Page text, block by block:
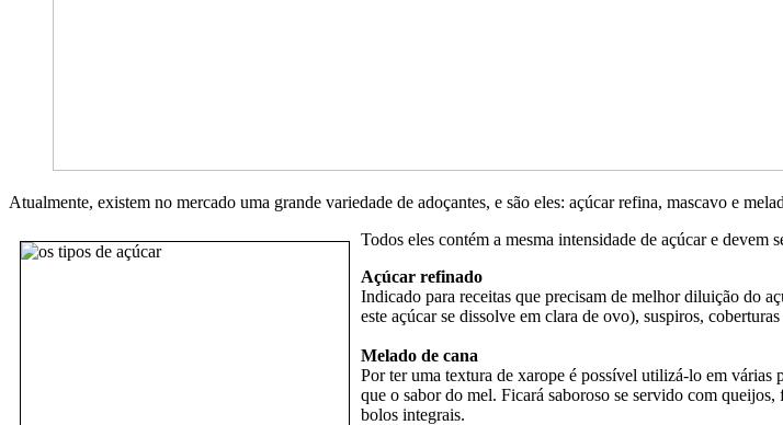
Atualmente, existem no mercado uma grande variedade de adoçantes, e são eles: açúcar refina, mascavo e
Todos eles contém a mesma intensidade de açúcar e
Açúcar refinado
Indicado para receitas que precisam de melhor diluição do
este açúcar se dissolve em clara de ovo), suspiros,
Melado de cana
Por ter uma textura de xarope é possível utilizá-lo em várias
que o sabor do mel. Ficará saboroso se servido com
bolos integrais.